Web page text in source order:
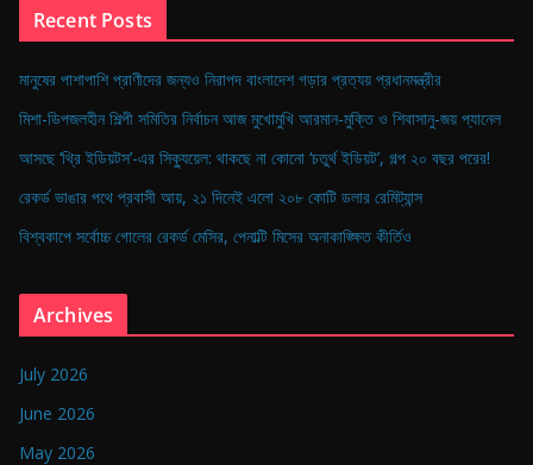
i
g
a
l
B
n
g
Recent Posts
মানুষের পাশাপাশি প্রাণীদের জন্যও নিরাপদ বাংলাদেশ গড়ার প্রত্যয় প্রধানমন্ত্রীর
মিশা-ডিপজলহীন শিল্পী সমিতির নির্বাচন আজ মুখোমুখি আরমান-মুক্তি ও শিবাসানু-জয় প্যানেল
আসছে ‘থ্রি ইডিয়টস’-এর সিক্যুয়েল: থাকছে না কোনো ‘চতুর্থ ইডিয়ট’, গল্প ২০ বছর পরের!
রেকর্ড ভাঙার পথে প্রবাসী আয়, ২১ দিনেই এলো ২০৮ কোটি ডলার রেমিট্যান্স
বিশ্বকাপে সর্বোচ্চ গোলের রেকর্ড মেসির, পেনাল্টি মিসের অনাকাঙ্ক্ষিত কীর্তিও
Archives
July 2026
June 2026
May 2026